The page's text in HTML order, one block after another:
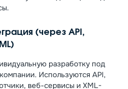
(через API,
разработку под
Используются API,
веб-сервисы и XML-